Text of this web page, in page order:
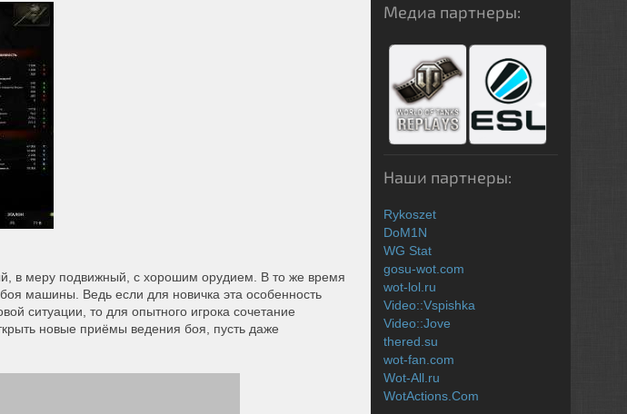
в меру подвижный, с хорошим орудием. В то же время
машины. Ведь если для новичка эта особенность
ситуации, то для опытного игрока сочетание
новые приёмы ведения боя, пусть даже
Медиа партнеры:
Наши партнеры:
Rykoszet
DoM1N
WG Stat
gosu-wot.com
wot-lol.ru
Video::Vspishka
Video::Jove
thered.su
wot-fan.com
Wot-All.ru
WotActions.Com